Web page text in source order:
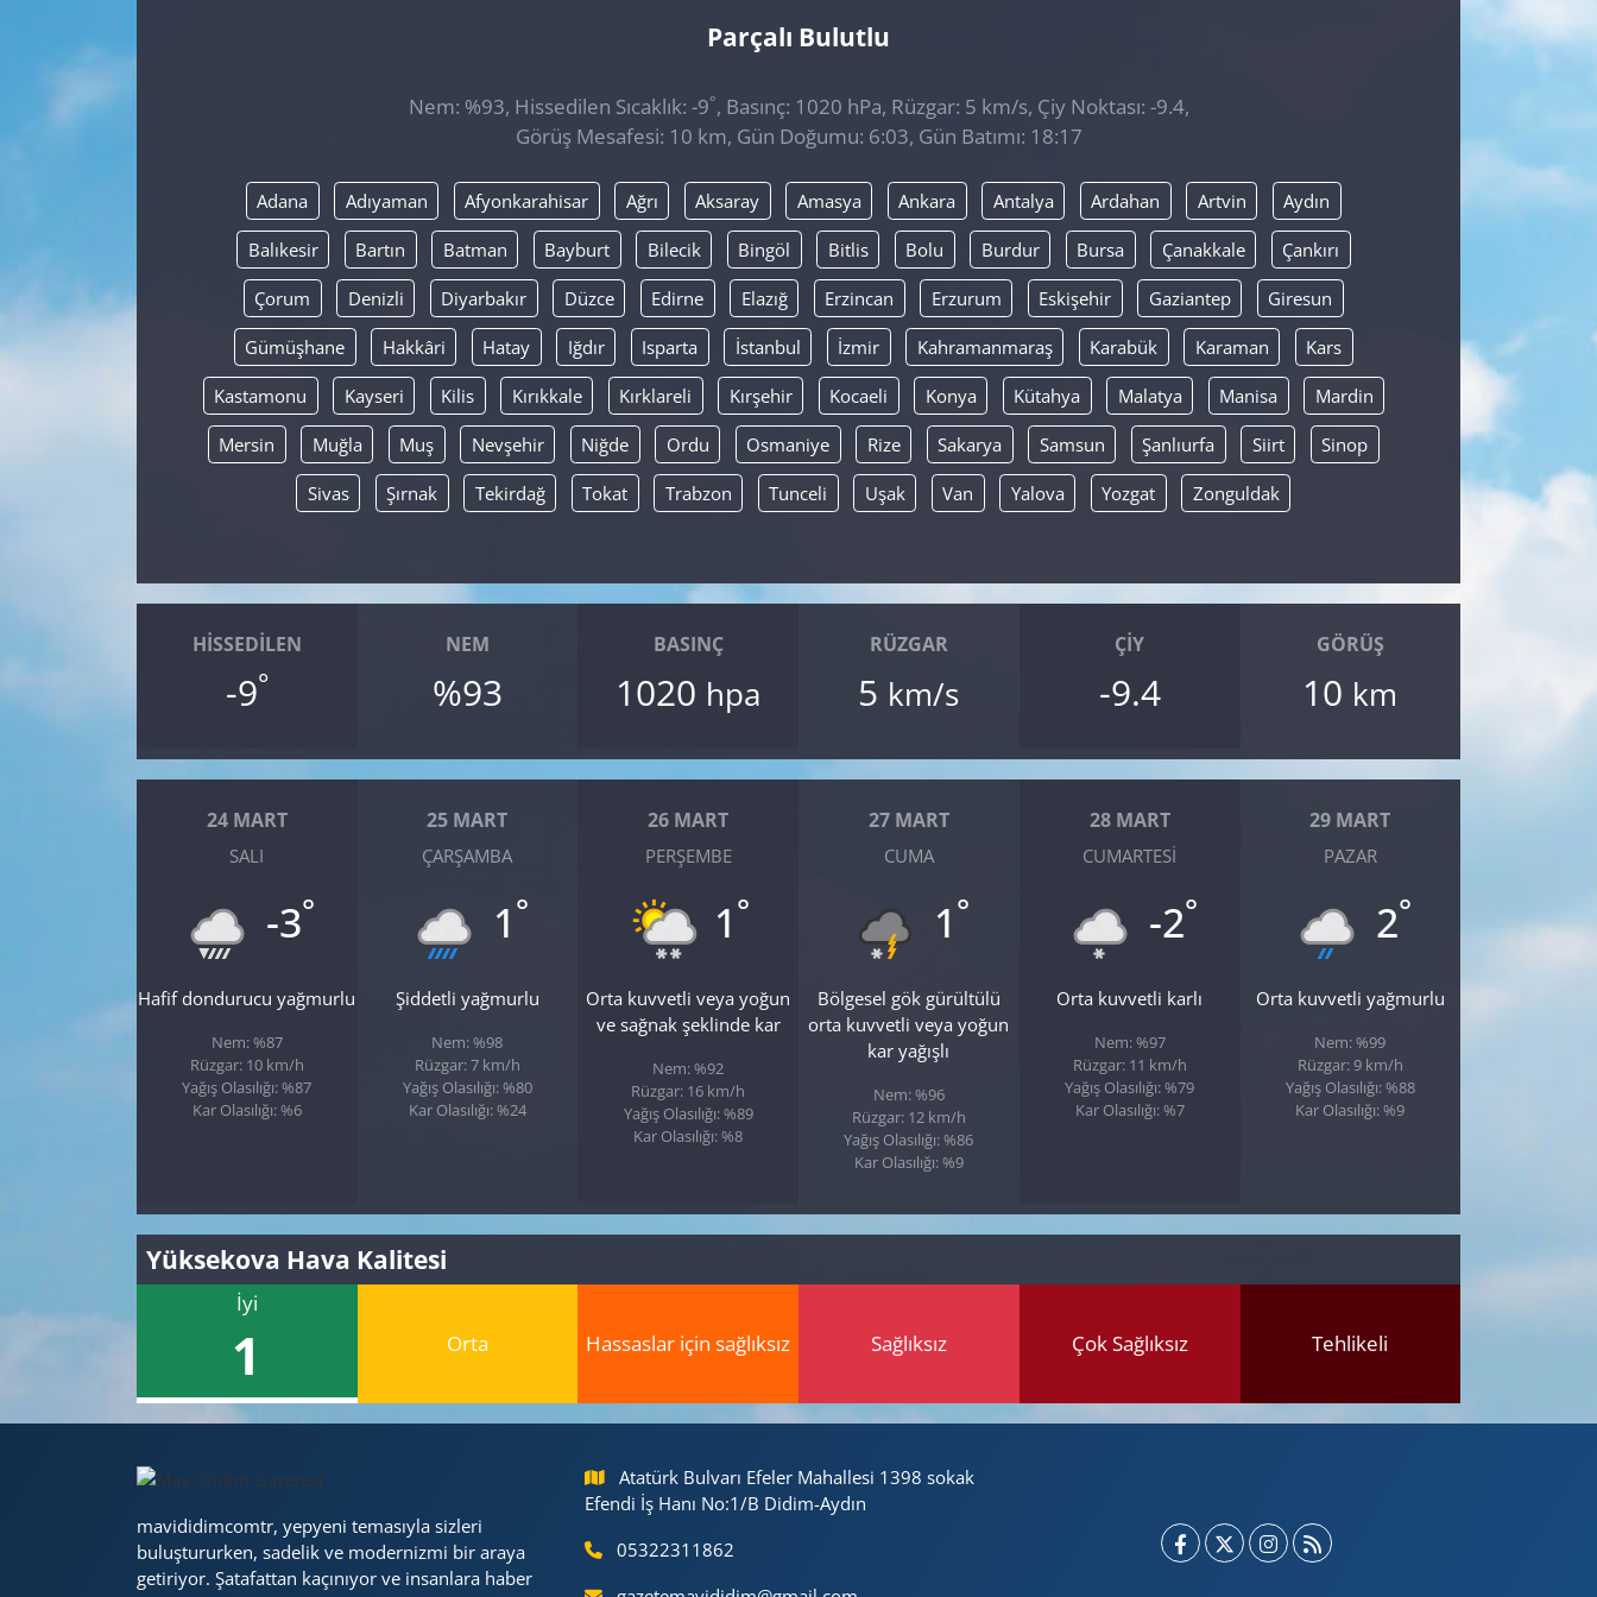
Parçalı Bulutlu
Nem: %93, Hissedilen Sıcaklık: -9°, Basınç: 1020 hPa, Rüzgar: 5 km/s, Çiy Noktası: -9.4,
Görüş Mesafesi: 10 km, Gün Doğumu: 6:03, Gün Batımı: 18:17
Adana Adıyaman Afyonkarahisar Ağrı Aksaray Amasya Ankara Antalya Ardahan Artvin Aydın
Balıkesir Bartın Batman Bayburt Bilecik Bingöl Bitlis Bolu Burdur Bursa Çanakkale Çankırı
Çorum Denizli Diyarbakır Düzce Edirne Elazığ Erzincan Erzurum Eskişehir Gaziantep Giresun
Gümüşhane Hakkâri Hatay Iğdır Isparta İstanbul İzmir Kahramanmaraş Karabük Karaman Kars
Kastamonu Kayseri Kilis Kırıkkale Kırklareli Kırşehir Kocaeli Konya Kütahya Malatya Manisa Mardin
Mersin Muğla Muş Nevşehir Niğde Ordu Osmaniye Rize Sakarya Samsun Şanlıurfa Siirt Sinop
Sivas Şırnak Tekirdağ Tokat Trabzon Tunceli Uşak Van Yalova Yozgat Zonguldak
HISSEDILEN
-9°
NEM
%93
BASINÇ
1020 hpa
RÜZGAR
5 km/s
ÇIY
-9.4
GÖRÜŞ
10 km
24 MART
SALI
-3°
Hafif dondurucu yağmurlu
Nem: %87
Rüzgar: 10 km/h
Yağış Olasılığı: %87
Kar Olasılığı: %6
25 MART
ÇARŞAMBA
1 °
Şiddetli yağmurlu
Nem: %98
Rüzgar: 7 km/h
Yağış Olasılığı: %80
Kar Olasılığı: %24
26 MART
PERŞEMBE
1 °
Orta kuvvetli veya yoğun
ve sağnak şeklinde kar
Nem: %92
Rüzgar: 16 km/h
Yağış Olasılığı: %89
Kar Olasılığı: %8
27 MART
CUMA
1 °
Bölgesel gök gürültülü
orta kuvvetli veya yoğun
kar yağışlı
Nem: %96
Rüzgar: 12 km/h
Yağış Olasılığı: %86
Kar Olasılığı: %9
28 MART
CUMARTESI
-2°
Orta kuvvetli karlı
Nem: %97
Rüzgar: 11 km/h
Yağış Olasılığı: %79
Kar Olasılığı: %7
29 MART
PAZAR
2°
Orta kuvvetli yağmurlu
Nem: %99
Rüzgar: 9 km/h
Yağış Olasılığı: %88
Kar Olasılığı: %9
Yüksekova Hava Kalitesi
İyi
1 Orta Hassaslar için sağlıksız Sağlıksız Çok Sağlıksız Tehlikeli
mavididimcomtr, yepyeni temasıyla sizleri
buluştururken, sadelik ve modernizmi bir araya
getiriyor. Şatafattan kaçınıyor ve insanlara haber
Atatürk Bulvarı Efeler Mahallesi 1398 sokak
Efendi İş Hanı No:1/B Didim-Aydın
05322311862
GÜNDEM
HABERDE İNSAN